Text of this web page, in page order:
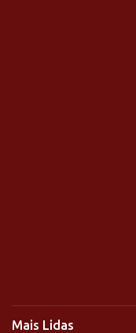
Mais Lidas